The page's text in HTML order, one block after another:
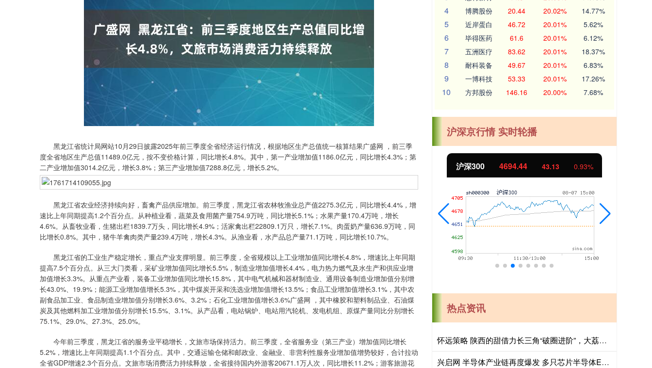
黑龙江省统计局网站10月29日披露2025年前三季度全省经济运行情况，根据地区生产总值统一核算结果广盛网 ，前三季
度全省地区生产总值11489.0亿元，按不变价格计算，同比增长4.8%。其中，第一产业增加值1186.0亿元，同比增长4.3%；第
二产业增加值3014.2亿元，增长3.8%；第三产业增加值7288.8亿元，增长5.2%。
黑龙江省农业经济持续向好，畜禽产品供应增加。前三季度，黑龙江省农林牧渔业总产值2275.3亿元，同比增长4.4%，增
速比上年同期提高1.2个百分点。从种植业看，蔬菜及食用菌产量754.9万吨，同比增长5.1%；水果产量170.4万吨，增长
4.6%。从畜牧业看，生猪出栏1839.7万头，同比增长4.9%；活家禽出栏22809.1万只，增长7.1%。肉蛋奶产量636.9万吨，同
比增长0.8%。其中，猪牛羊禽肉类产量239.4万吨，增长4.3%。从渔业看，水产品总产量71.1万吨，同比增长10.7%。
黑龙江省的工业生产稳定增长，重点产业支撑明显。前三季度，全省规模以上工业增加值同比增长4.8%，增速比上年同期
提高7.5个百分点。从三大门类看，采矿业增加值同比增长5.5%，制造业增加值增长4.4%，电力热力燃气及水生产和供应业增
加值增长3.3%。从重点产业看，装备工业增加值同比增长15.8%，其中电气机械和器材制造业、通用设备制造业增加值分别增
长43.0%、19.9%；能源工业增加值增长5.3%，其中煤炭开采和洗选业增加值增长13.5%；食品工业增加值增长3.1%，其中农
副食品加工业、食品制造业增加值分别增长3.6%、3.2%；石化工业增加值增长3.6%广盛网 ，其中橡胶和塑料制品业、石油煤
炭及其他燃料加工业增加值分别增长15.5%、3.1%。从产品看，电站锅炉、电站用汽轮机、发电机组、原煤产量同比分别增长
75.1%、29.0%、27.3%、25.0%。
今年前三季度，黑龙江省的服务业平稳增长，文旅市场保持活力。前三季度，全省服务业（第三产业）增加值同比增长
5.2%，增速比上年同期提高1.1个百分点。其中，交通运输仓储和邮政业、金融业、非营利性服务业增加值增势较好，合计拉动
全省GDP增速2.3个百分点。文旅市场消费活力持续释放，全省接待国内外游客20671.1万人次，同比增长11.2%；游客旅游花
4 博腾股份 20.44 20.02% 14.77%
5 近岸蛋白 46.72 20.01% 5.62%
6 毕得医药 61.6 20.01% 6.12%
7 五洲医疗 83.62 20.01% 18.37%
8 耐科装备 49.67 20.01% 6.83%
9 一博科技 53.33 20.01% 17.26%
10 方邦股份 146.16 20.00% 7.68%
沪深京行情 实时轮播
2.13% 上证指数 3940.04 39.68 1.02% 深证成指 沪深300 4694.44 43.13 0.93%
热点资讯
怀远策略 陕西的甜借力长三角“破圈进阶”，大荔冬枣品鉴会在沪举办
兴启网 半导体产业链再度爆发 多只芯片半导体ETF涨超5%